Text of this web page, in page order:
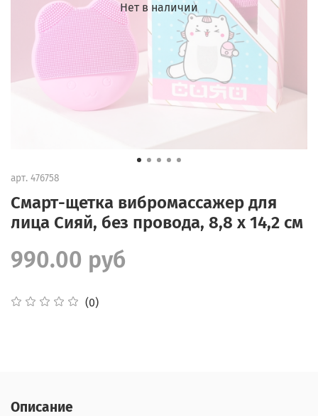
Нет в наличии
арт. 476758
Смарт-щетка вибромассажер для
лица Сияй, без провода, 8,8 х 14,2 см
(0)
990.00 руб
Описание